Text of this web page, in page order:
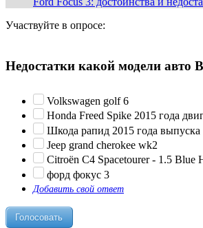
Участвуйте в опросе:
Недостатки какой модели авто
Volkswagen golf 6
Honda Freed Spike 2015 года
Шкода рапид 2015 года выпуска
Jeep grand cherokee wk2
Citroën C4 Spacetourer - 1.5 Blue
форд фокус 3
Добавить свой ответ